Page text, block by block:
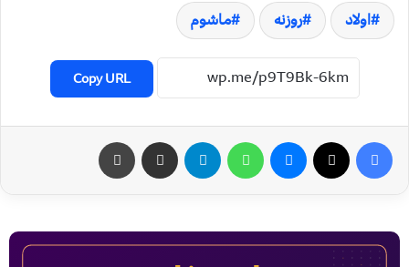
اولاد روزنه ماشوم
Copy URL